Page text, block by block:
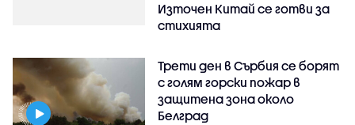
Източен Китай се готви за
стихията
Трети ден в Сърбия се борят
с голям горски пожар в
защитена зона около
Белград